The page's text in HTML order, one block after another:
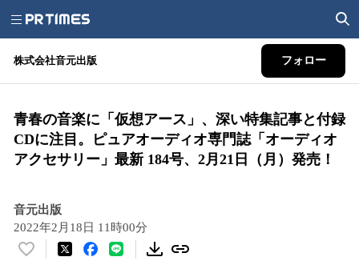
株式会社音元出版 フォロー
青春の音楽に「仮想アース」、深い特集記事と付録
CDに注目。ピュアオーディオ専門誌「オーディオ
アクセサリー」最新 184号、2月21日（月）発売！
音元出版
2022年2月18日 11時00分
い